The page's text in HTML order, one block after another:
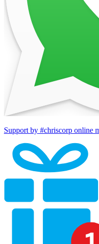
Support by #chriscorp online